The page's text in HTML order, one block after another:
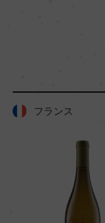
フランス